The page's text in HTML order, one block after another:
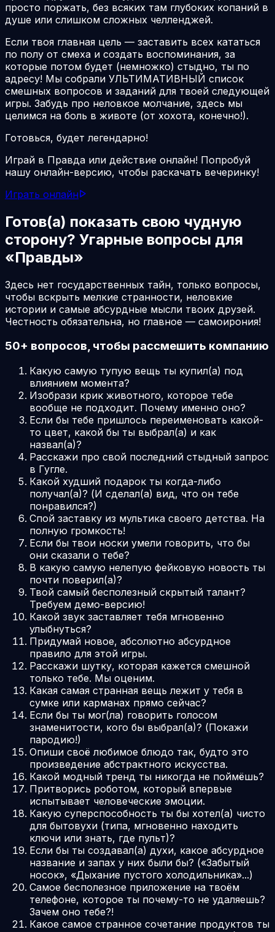
просто поржать, без всяких там глубоких копаний в
душе или слишком сложных челленджей.
Если твоя главная цель — заставить всех кататься
по полу от смеха и создать воспоминания, за
которые потом будет (немножко) стыдно, ты по
адресу! Мы собрали УЛЬТИМАТИВНЫЙ список
смешных вопросов и заданий для твоей следующей
игры. Забудь про неловкое молчание, здесь мы
целимся на боль в животе (от хохота, конечно!).
Готовься, будет легендарно!
Играй в Правда или действие онлайн! Попробуй
нашу онлайн-версию, чтобы раскачать вечеринку!
Играть онлайн
Готов(а) показать свою чудную
сторону? Угарные вопросы для
«Правды»
Здесь нет государственных тайн, только вопросы,
чтобы вскрыть мелкие странности, неловкие
истории и самые абсурдные мысли твоих друзей.
Честность обязательна, но главное — самоирония!
50+ вопросов, чтобы рассмешить компанию
Какую самую тупую вещь ты купил(а) под
влиянием момента?
Изобрази крик животного, которое тебе
вообще не подходит. Почему именно оно?
Если бы тебе пришлось переименовать какой-
то цвет, какой бы ты выбрал(а) и как
назвал(а)?
Расскажи про свой последний стыдный запрос
в Гугле.
Какой худший подарок ты когда-либо
получал(а)? (И сделал(а) вид, что он тебе
понравился?)
Спой заставку из мультика своего детства. На
полную громкость!
Если бы твои носки умели говорить, что бы
они сказали о тебе?
В какую самую нелепую фейковую новость ты
почти поверил(а)?
Твой самый бесполезный скрытый талант?
Требуем демо-версию!
Какой звук заставляет тебя мгновенно
улыбнуться?
Придумай новое, абсолютно абсурдное
правило для этой игры.
Расскажи шутку, которая кажется смешной
только тебе. Мы оценим.
Какая самая странная вещь лежит у тебя в
сумке или карманах прямо сейчас?
Если бы ты мог(ла) говорить голосом
знаменитости, кого бы выбрал(а)? (Покажи
пародию!)
Опиши своё любимое блюдо так, будто это
произведение абстрактного искусства.
Какой модный тренд ты никогда не поймёшь?
Притворись роботом, который впервые
испытывает человеческие эмоции.
Какую суперспособность ты бы хотел(а) чисто
для бытовухи (типа, мгновенно находить
ключи или знать, где пульт)?
Если бы ты создавал(а) духи, какое абсурдное
название и запах у них были бы? («Забытый
носок», «Дыхание пустого холодильника»...)
Самое бесполезное приложение на твоём
телефоне, которое ты почему-то не удаляешь?
Зачем оно тебе?!
Какое самое странное сочетание продуктов ты